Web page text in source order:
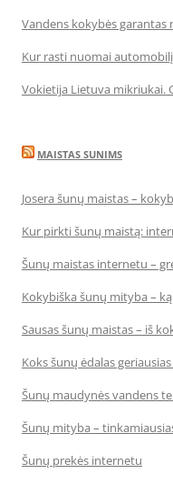
Vandens kokybės garantas
Kur rasti nuomai
Vokietija Lietuva mikriukai.
MAISTAS SUNIMS
Josera šunų maistas –
Kur pirkti šunų maistą:
Šunų maistas internetu –
Kokybiška šunų mityba –
Sausas šunų maistas – iš
Koks šunų ėdalas
Šunų maudynės vandens
Šunų mityba –
Šunų prekės internetu